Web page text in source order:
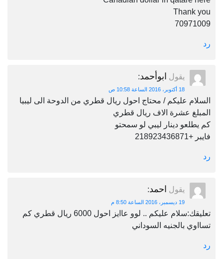
Thank you
70971009
رد
يقول ابوأحمد:
18 أكتوبر، 2016 الساعة 10:58 ص
السلام عليكم / محتاج احول ريال قطري من الدوحة الى ليبيا
المبلغ عشرة الاف ريال قطري
كم يطلعو دينار ليبي لو سمحتو
فايبر +218923436871
رد
يقول احمد:
19 ديسمبر، 2016 الساعة 8:50 م
تعليقك:سلام عليكم .. لوو عاايز احول 6000 ريال قطري كم
تسااوي بالجنيه السوداني
رد